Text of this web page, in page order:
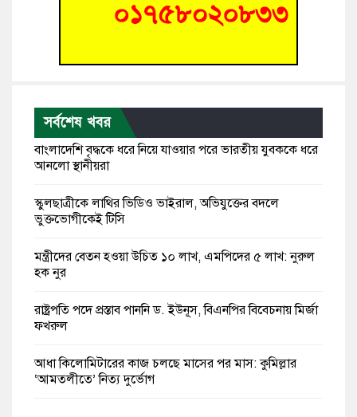
সর্বশেষ খবর
বাংলাদেশি বৃদ্ধকে ধরে নিয়ে যাওয়ার পরে ভারতীয় যুবককে ধরে
আনলো স্থানীয়রা
স্কুলছাত্রীকে লাথির ভিডিও ভাইরাল, অভিযুক্তের বদলে
ভুক্তভোগীকেই টিসি
মন্ত্রীদের বেতন হওয়া উচিত ১০ লাখ, এমপিদের ৫ লাখ: নুরুল
হক নুর
রাষ্ট্রপতি পদে প্রস্তাব পাননি ড. ইউনূস, বিএনপির বিবেচনায় মির্জা
ফখরুল
আধা কিলোমিটারের কাজ চলছে মাসের পর মাস: কুমিল্লার
‘আমতলীতে’ নিত্য দুর্ভোগ